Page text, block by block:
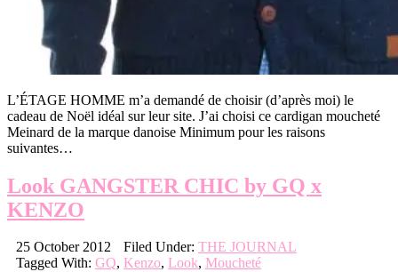
L’ÉTAGE HOMME m’a demandé de choisir (d’après moi) le
cadeau de Noël idéal sur leur site. J’ai choisi ce cardigan moucheté
Meinard de la marque danoise Minimum pour les raisons
suivantes…
Look GANGSTER CHIC by GQ x
KENZO
25 October 2012 Filed Under: THE JOURNAL
Tagged With: GQ, Kenzo, Look, Moucheté